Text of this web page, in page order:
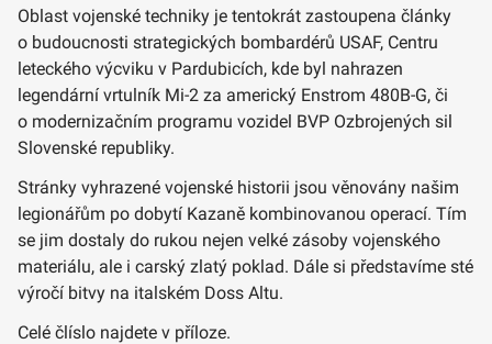
Oblast vojenské techniky je tentokrát zastoupena články
o budoucnosti strategických bombardérů USAF, Centru
leteckého výcviku v Pardubicích, kde byl nahrazen
legendární vrtulník Mi-2 za americký Enstrom 480B-G, či
o modernizačním programu vozidel BVP Ozbrojených sil
Slovenské republiky.
Stránky vyhrazené vojenské historii jsou věnovány našim
legionářům po dobytí Kazaně kombinovanou operací. Tím
se jim dostaly do rukou nejen velké zásoby vojenského
materiálu, ale i carský zlatý poklad. Dále si představíme sté
výročí bitvy na italském Doss Altu.
Celé člíslo najdete v příloze.